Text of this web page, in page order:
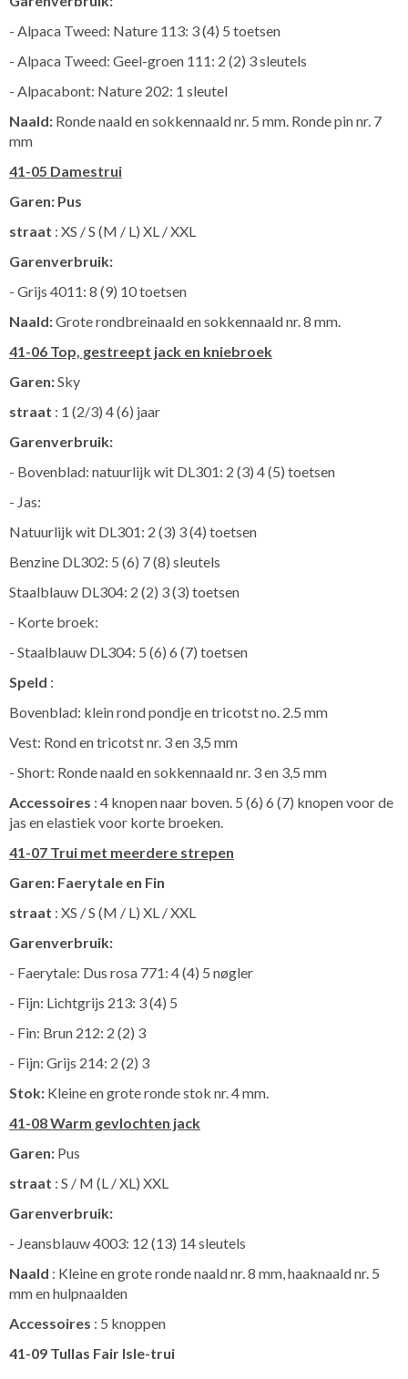
- Alpaca Tweed: Nature 113: 3 (4) 5 toetsen
- Alpaca Tweed: Geel-groen 111: 2 (2) 3 sleutels
- Alpacabont: Nature 202: 1 sleutel
Naald: Ronde naald en sokkennaald nr. 5 mm. Ronde pin nr. 7
mm
41-05 Damestrui
Garen: Pus
straat : XS / S (M / L) XL / XXL
Garenverbruik:
- Grijs 4011: 8 (9) 10 toetsen
Naald:Grote rondbreinaald en sokkennaald nr. 8 mm.
41-06 Top, gestreept jack en kniebroek
Garen:Sky
straat : 1 (2/3) 4 (6) jaar
Garenverbruik:
- Bovenblad: natuurlijk wit DL301: 2 (3) 4 (5) toetsen
- Jas:
Natuurlijk wit DL301: 2 (3) 3 (4) toetsen
Benzine DL302: 5 (6) 7 (8) sleutels
Staalblauw DL304: 2 (2) 3 (3) toetsen
- Korte broek:
- Staalblauw DL304: 5 (6) 6 (7) toetsen
Speld :
Bovenblad: klein rond pondje en tricotst no. 2.5 mm
Vest: Rond en tricotst nr. 3 en 3,5 mm
- Short: Ronde naald en sokkennaald nr. 3 en 3,5 mm
Accessoires : 4 knopen naar boven. 5 (6) 6 (7) knopen voor de
jas en elastiek voor korte broeken.
41-07 Trui met meerdere strepen
Garen: Faerytale en Fin
straat : XS / S (M / L) XL / XXL
Garenverbruik:
- Faerytale: Dus rosa 771: 4 (4) 5 nøgler
- Fijn: Lichtgrijs 213: 3 (4) 5
- Fin: Brun 212: 2 (2) 3
- Fijn: Grijs 214: 2 (2) 3
Stok: Kleine en grote ronde stok nr. 4 mm.
41-08 Warm gevlochten jack
Garen: Pus
straat : S / M (L / XL) XXL
Garenverbruik:
- Jeansblauw 4003: 12 (13) 14 sleutels
Naald : Kleine en grote ronde naald nr. 8 mm, haaknaald nr. 5
mm en hulpnaalden
Accessoires : 5 knoppen
41-09 Tullas Fair Isle-trui